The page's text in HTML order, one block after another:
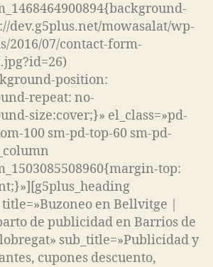
dev.g5plus.net/mowasalat/wp-
2016/07/contact-form-
position:
repeat: no-
size:cover;}» el_class=»pd-
100 sm-pd-top-60 sm-pd-
top:
en Bellvitge |
de publicidad en Barrios de
sub_title=»Publicidad y
cupones descuento,